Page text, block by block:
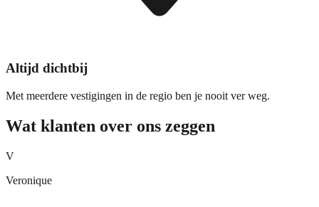
Altijd dichtbij
Met meerdere vestigingen in de regio ben je nooit ver weg.
Wat klanten over ons zeggen
V
Veronique